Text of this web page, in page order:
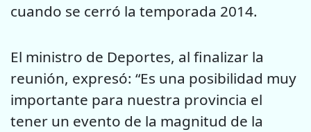
cuando se cerró la temporada 2014.
El ministro de Deportes, al finalizar la
reunión, expresó: “Es una posibilidad muy
importante para nuestra provincia el
tener un evento de la magnitud de la